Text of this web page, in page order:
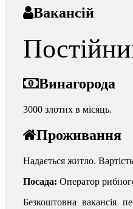
Вакансій
Винагорода
3000 злотих в місяць.
Проживання
Надається житло.
Посада: Оператор
Безкоштовна вакансія